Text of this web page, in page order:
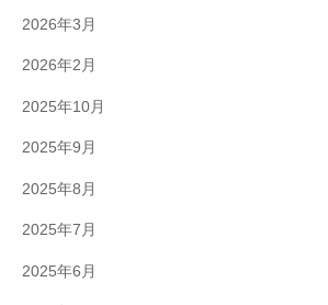
2026年3月
2026年2月
2025年10月
2025年9月
2025年8月
2025年7月
2025年6月